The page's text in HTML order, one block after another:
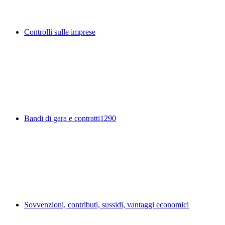
Controlli sulle imprese
Bandi di gara e contratti1290
Sovvenzioni, contributi, sussidi, vantaggi economici